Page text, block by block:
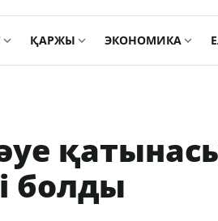
ҚАРЖЫ ЭКОНОМИКА
болды